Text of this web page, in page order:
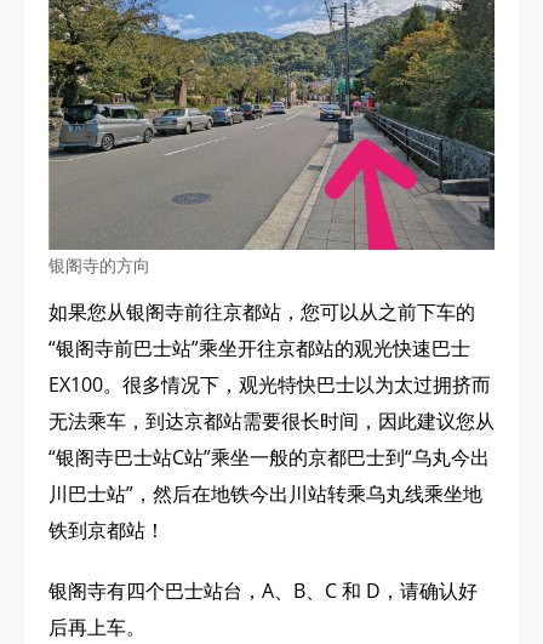
银阁寺的方向
如果您从银阁寺前往京都站，您可以从之前下车的
“银阁寺前巴士站”乘坐开往京都站的观光快速巴士
EX100。很多情况下，观光特快巴士以为太过拥挤而
无法乘车，到达京都站需要很长时间，因此建议您从
“银阁寺巴士站C站”乘坐一般的京都巴士到“乌丸今出
川巴士站”，然后在地铁今出川站转乘乌丸线乘坐地
铁到京都站！
银阁寺有四个巴士站台，A、B、C 和 D，请确认好
后再上车。